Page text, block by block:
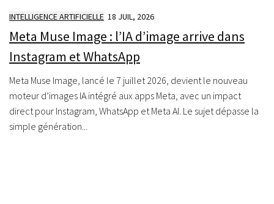
INTELLIGENCE ARTIFICIELLE 18 JUIL, 2026
Meta Muse Image : l’IA d’image arrive dans
Instagram et WhatsApp
Meta Muse Image, lancé le 7 juillet 2026, devient le nouveau
moteur d’images IA intégré aux apps Meta, avec un impact
direct pour Instagram, WhatsApp et Meta AI. Le sujet dépasse la
simple génération...